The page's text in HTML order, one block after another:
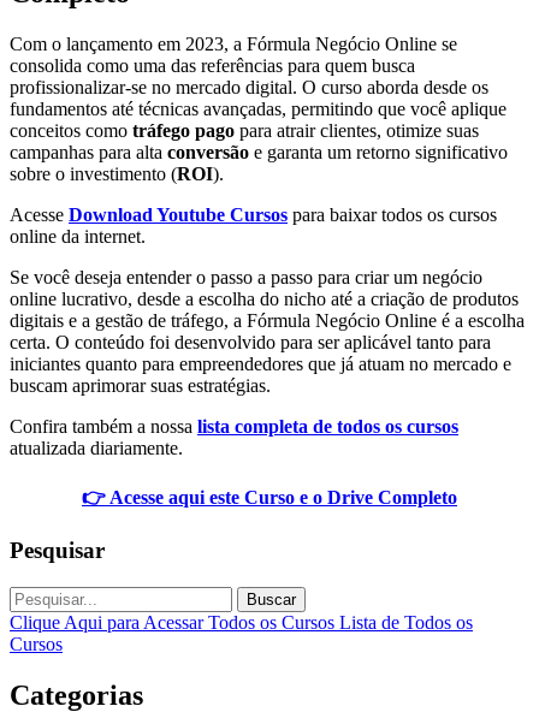
Com o lançamento em 2023, a Fórmula Negócio Online se
consolida como uma das referências para quem busca
profissionalizar-se no mercado digital. O curso aborda desde os
fundamentos até técnicas avançadas, permitindo que você aplique
conceitos como tráfego pago para atrair clientes, otimize suas
campanhas para alta conversão e garanta um retorno significativo
sobre o investimento (ROI).
Acesse Download Youtube Cursos para baixar todos os cursos
online da internet.
Se você deseja entender o passo a passo para criar um negócio
online lucrativo, desde a escolha do nicho até a criação de produtos
digitais e a gestão de tráfego, a Fórmula Negócio Online é a escolha
certa. O conteúdo foi desenvolvido para ser aplicável tanto para
iniciantes quanto para empreendedores que já atuam no mercado e
buscam aprimorar suas estratégias.
Confira também a nossa lista completa de todos os cursos
atualizada diariamente.
👉 Acesse aqui este Curso e o Drive Completo
Pesquisar
Buscar
Clique Aqui para Acessar Todos os Cursos Lista de Todos os
Cursos
Categorias